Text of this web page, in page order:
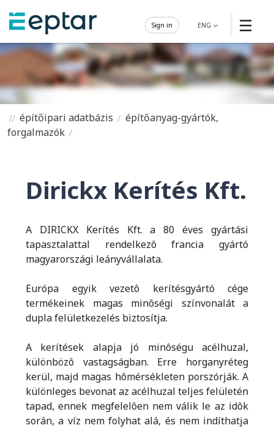
☰
ENG
Sign in
építőipari adatbázis
építőanyag-gyártók,
forgalmazók
Dirickx Kerítés Kft.
A DIRICKX Kerítés Kft. a 80 éves gyártási
tapasztalattal rendelkezô francia gyártó
magyarországi leányvállalata.
Európa egyik vezetô kerítésgyártó cége
termékeinek magas minôségi színvonalát a
dupla felületkezelés biztosítja.
A kerítések alapja jó minôségu acélhuzal,
különbözô vastagságban. Erre horganyréteg
kerül, majd magas hômérsékleten porszórják. A
különleges bevonat az acélhuzal teljes felületén
tapad, ennek megfelelôen nem válik le az idôk
során, a víz nem folyhat alá, és nem indíthatja